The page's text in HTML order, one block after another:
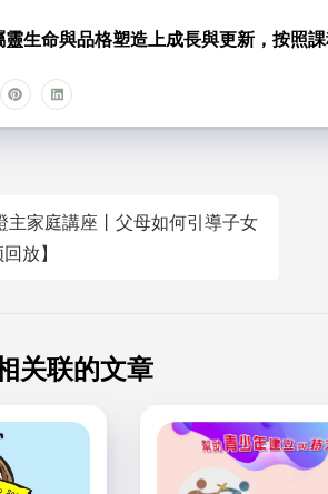
生命與品格塑造上成長與更新，按照
主家庭講座丨父母如何引導子女
放】
关联的文章